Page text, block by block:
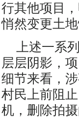
行其他项目
悄然变更土
上述一系
层层阴影，
细节来看，
村民上前阻
机，删除拍